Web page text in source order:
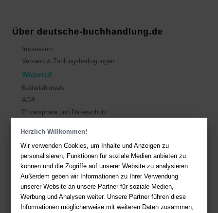
Herzlich Willkommen!
Wir verwenden Cookies, um Inhalte und Anzeigen zu
personalisieren, Funktionen für soziale Medien anbieten zu
können und die Zugriffe auf unserer Website zu analysieren.
Außerdem geben wir Informationen zu Ihrer Verwendung
unserer Website an unsere Partner für soziale Medien,
Werbung und Analysen weiter. Unsere Partner führen diese
Informationen möglicherweise mit weiteren Daten zusammen,
Über deutsche-buchhandlung.de
Impressum
Versand & Zahlungsbedingungen
Widerruf
Batteriehinweis
AGB
Privatsphäre und Datenschutz
Sie haben Fragen? Hier finden Sie Antworten auf häufig gestellte
Fragen.
Fragen per E-Mail: service@deutsche-buchhandlung.de
Telefon: +49 (0)511 - 982 684 41
Ihre Vorteile bei uns